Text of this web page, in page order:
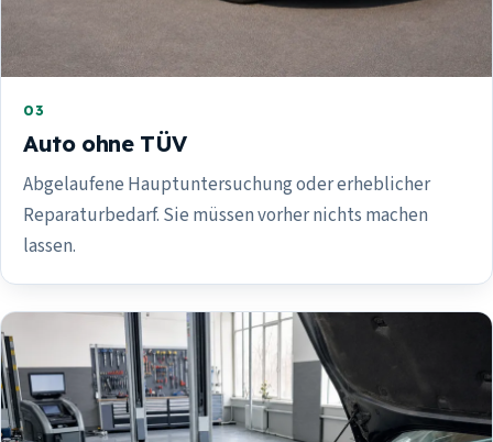
03
Auto ohne TÜV
Abgelaufene Hauptuntersuchung oder erheblicher
Reparaturbedarf. Sie müssen vorher nichts machen
lassen.